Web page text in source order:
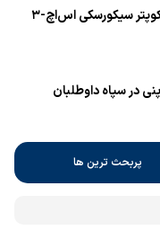
تصاویری از گشت‌زنی و پرواز هلیکوپتر سیکورسکی اس‌اچ-۳
در سپاه داوطلبان
پربحث ترین ها